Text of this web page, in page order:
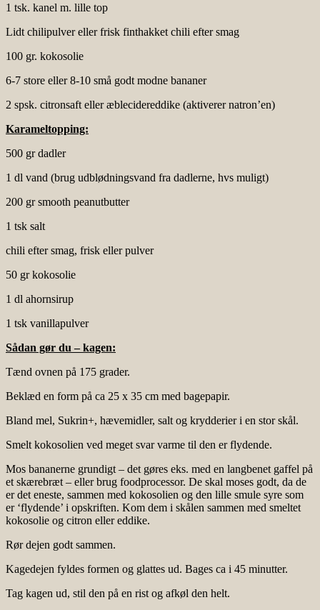
1 tsk. kanel m. lille top
Lidt chilipulver eller frisk finthakket chili efter smag
100 gr. kokosolie
6-7 store eller 8-10 små godt modne bananer
2 spsk. citronsaft eller æblecidereddike (aktiverer natron’en)
Karameltopping:
500 gr dadler
1 dl vand (brug udblødningsvand fra dadlerne, hvs muligt)
200 gr smooth peanutbutter
1 tsk salt
chili efter smag, frisk eller pulver
50 gr kokosolie
1 dl ahornsirup
1 tsk vanillapulver
Sådan gør du – kagen:
Tænd ovnen på 175 grader.
Beklæd en form på ca 25 x 35 cm med bagepapir.
Bland mel, Sukrin+, hævemidler, salt og krydderier i en stor skål.
Smelt kokosolien ved meget svar varme til den er flydende.
Mos bananerne grundigt – det gøres eks. med en langbenet gaffel på
et skærebræt – eller brug foodprocessor. De skal moses godt, da de
er det eneste, sammen med kokosolien og den lille smule syre som
er ‘flydende’ i opskriften. Kom dem i skålen sammen med smeltet
kokosolie og citron eller eddike.
Rør dejen godt sammen.
Kagedejen fyldes formen og glattes ud. Bages ca i 45 minutter.
Tag kagen ud, stil den på en rist og afkøl den helt.